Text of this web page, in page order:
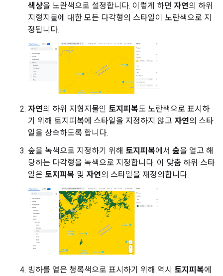
색상을 노란색으로 설정합니다. 이렇게 하면 자연의 하위
지형지물에 대한 모든 다각형의 스타일이 노란색으로 지
정됩니다.
자연의 하위 지형지물인 토지피복도 노란색으로 표시하
기 위해 토지피복에 스타일을 지정하지 않고 자연의 스타
일을 상속하도록 합니다.
숲을 녹색으로 지정하기 위해 토지피복에서 숲을 열고 해
당하는 다각형을 녹색으로 지정합니다. 이 맞춤 하위 스타
일은 토지피복 및 자연의 스타일을 재정의합니다.
빙하를 옅은 청록색으로 표시하기 위해 역시 토지피복에